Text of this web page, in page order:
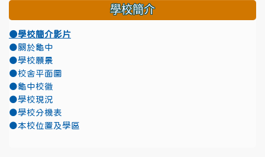
學校簡介
●學校簡介影片
●關於龜中
●學校願景
●校舍平面圖
●龜中校徽
●學校現況
●學校分機表
●本校位置及學區